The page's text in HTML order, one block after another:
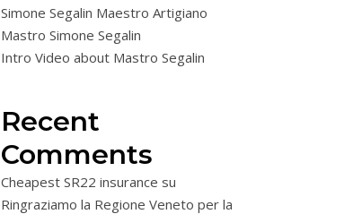
Simone Segalin Maestro Artigiano
Mastro Simone Segalin
Intro Video about Mastro Segalin
Recent
Comments
Cheapest SR22 insurance su
Ringraziamo la Regione Veneto per la